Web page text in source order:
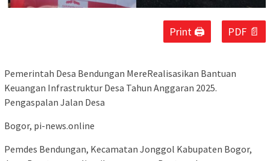
Print 🖨 PDF 📄
Pemerintah Desa Bendungan MereRealisasikan Bantuan
Keuangan Infrastruktur Desa Tahun Anggaran 2025.
Pengaspalan Jalan Desa
Bogor, pi-news.online
Pemdes Bendungan, Kecamatan Jonggol Kabupaten Bogor,